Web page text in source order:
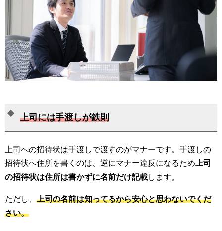
上司には手渡しが鉄則
上司への招待状は手渡しで渡すのがマナーです。手渡しの
招待状へ住所を書くのは、逆にマナー違反になるため 上司
の招待状は住所は書かずに名前だけ記載します。
ただし、 上司の名前は知ってるから安心と思わないでくだ
さい。